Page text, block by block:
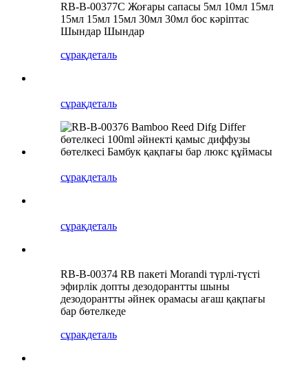
RB-B-00377C Жоғары сапасы 5мл 10мл 15мл
15мл 15мл 15мл 30мл 30мл бос кәріптас
Шындар Шындар
сұрақдеталь
сұрақдеталь
сұрақдеталь
сұрақдеталь
RB-B-00374 RB пакеті Morandi түрлі-түсті
эфирлік допты дезодорантты шыны
дезодорантты әйнек орамасы ағаш қақпағы
бар бөтелкеде
сұрақдеталь